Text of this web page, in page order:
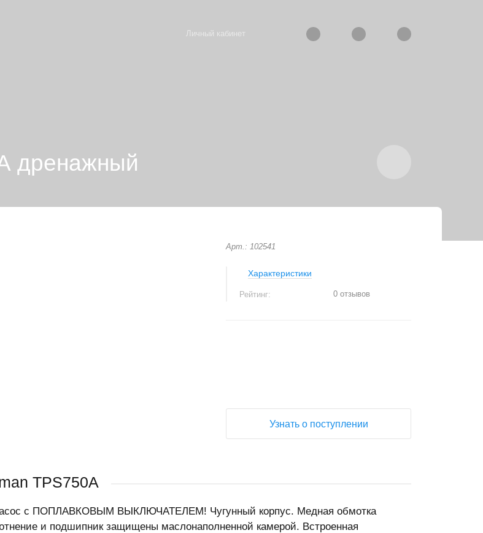
Личный кабинет
дренажный
Арт.: 102541
Характеристики
Рейтинг: 0 отзывов
Узнать о поступлении
TPS750А
с ПОПЛАВКОВЫМ ВЫКЛЮЧАТЕЛЕМ! Чугунный корпус. Медная обмотка
и подшипник защищены маслонаполненной камерой. Встроенная